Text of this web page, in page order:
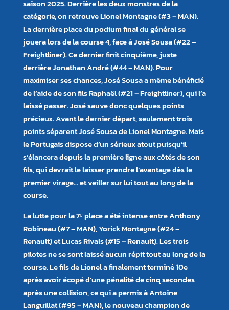
saison 2025. Derrière les deux monstres de la
catégorie, on retrouve Lionel Montagne (#3 – MAN).
La dernière place du podium final du général se
jouera lors de la course 4, face à José Sousa (#22 –
Freightliner). Ce dernier finit cinquième, juste
derrière Jonathan André (#44 – MAN). Pour
maximiser ses chances, José Sousa a même bénéficié
de l’aide de son fils Raphaël (#21 – Freightliner), qui l’a
laissé passer. José sauve donc quelques points
précieux. Avant le dernier départ, seulement trois
points séparent José Sousa de Lionel Montagne. Mais
le Portugais dispose d’un sérieux atout puisqu’il
s’élancera depuis la première ligne aux côtés de son
fils, qui devrait le laisser prendre l’avantage dès le
premier virage… et veiller sur lui tout au long de la
course.
La lutte pour la 7ᵉ place a été intense entre Anthony
Robineau (#7 – MAN), Yorick Montagne (#24 –
Renault) et Lucas Rivals (#15 – Renault). Les trois
pilotes ne se sont laissé aucun répit tout au long de la
course. Le fils de Lionel a finalement terminé 10e
après avoir écopé d’une pénalité de cinq secondes
après une collision, ce qui a permis à Antoine
Languillat (#95 – MAN), le nouveau champion de